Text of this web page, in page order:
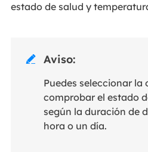
estado de salud y
 Aviso:
Puedes seleccionar la
comprobar el estado
según la duración de
hora o un día.